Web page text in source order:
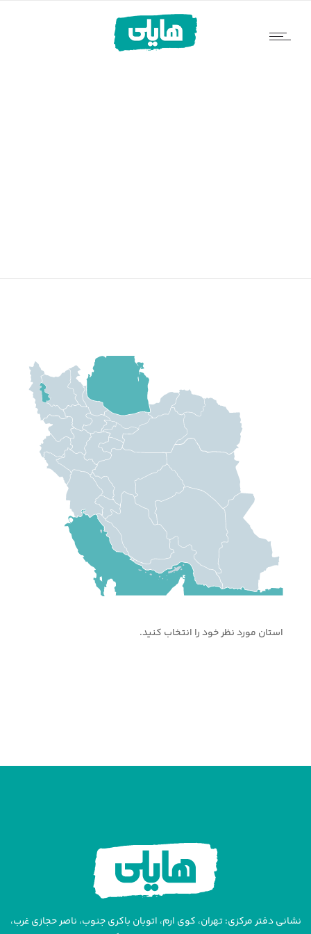
استان مورد نظر خود را انتخاب کنید.
نشانی دفتر مرکزی: تهران، کوی ارم، اتوبان باکری جنوب، ناصر حجازی غرب،